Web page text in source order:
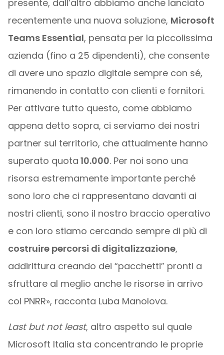
presente, dall’altro abbiamo anche lanciato
recentemente una nuova soluzione, Microsoft
Teams Essential, pensata per la piccolissima
azienda (fino a 25 dipendenti), che consente
di avere uno spazio digitale sempre con sé,
rimanendo in contatto con clienti e fornitori.
Per attivare tutto questo, come abbiamo
appena detto sopra, ci serviamo dei nostri
partner sul territorio, che attualmente hanno
superato quota 10.000. Per noi sono una
risorsa estremamente importante perché
sono loro che ci rappresentano davanti ai
nostri clienti, sono il nostro braccio operativo
e con loro stiamo cercando sempre di più di
costruire percorsi di digitalizzazione,
addirittura creando dei “pacchetti” pronti a
sfruttare al meglio anche le risorse in arrivo
col PNRR», racconta Luba Manolova.
Last but not least, altro aspetto sul quale
Microsoft Italia sta concentrando le proprie